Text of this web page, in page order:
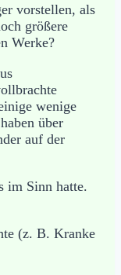
vorstellen, als
größere
Werke?
wenige
über
auf der
im Sinn hatte.
(z. B. Kranke